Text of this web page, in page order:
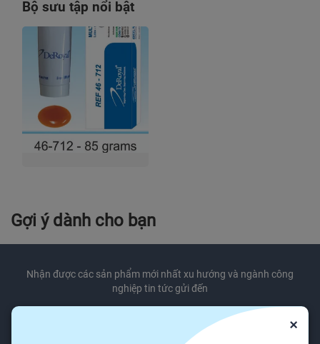
Bộ sưu tập nổi bật
Gợi ý dành cho bạn
Nhận được các sản phẩm mới nhất xu hướng và ngành công
nghiệp tin tức gửi đến
×